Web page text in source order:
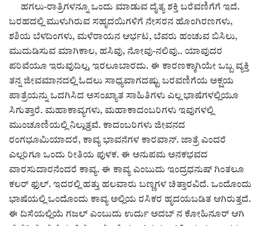
Digital Subscription
ಹಗಲು-ರಾತ್ರಿಗಳನ್ನೂ ಒಂದು ಮಾಡುವ ದೈತ್ಯ ಶಕ್ತಿ ಬರೆವಣಿಗೆಗೆ ಇದೆ.
ಬರಹದಲ್ಲಿ ಮುಳುಗಿರುವ ಸಹೃದಯಿಗಳಿಗೆ ನೇಸರನ ಹೊಂಗಿರಣಗಳು,
ಶಶಿಯ ಬೆಳದಿಂಗಳು, ಮಳೆರಾಯನ ಆರ್ಭಟ, ಬೆವರು ಹಂಚುವ ಬಿಸಿಲು,
ಮುದುಡಿಸುವ ಮಾಗಿಕಾಲ, ಹಸಿವು, ನೋವು-ನಲಿವು.. ಯಾವುದರ
ಪರಿವೆಯೂ ಇರುವುದಿಲ್ಲ, ಇರಲೂಬಾರದು. ಈ ಕಾರಣಕ್ಕಾಗಿಯೇ ಒಬ್ಬ ವ್ಯಕ್ತಿ
ತನ್ನ ಜೀವಮಾನದಲ್ಲಿ ಓದಲು ಸಾಧ್ಯವಾಗದಷ್ಟು ಬರವಣಿಗೆಯ ಅಕ್ಷಯ
ಪಾತ್ರೆಯನ್ನು ಒದಗಿಸಿದ ಅಸಂಖ್ಯಾತ ಸಾಹಿತಿಗಳು ಎಲ್ಲ ಭಾಷೆಗಳಲ್ಲಿಯೂ
ಸಿಗುತ್ತಾರೆ. ಮಹಾಕಾವ್ಯಗಳು, ಮಹಾಕಾದಂಬರಿಗಳು ಇವುಗಳಲ್ಲಿ
ಮುಂಚೂಣಿಯಲ್ಲಿ ನಿಲ್ಲುತ್ತವೆ. ಕಾದಂಬರಿಗಳು ಜೀವನದ
ರಂಗಭೂಮಿಯಾದರೆ, ಕಾವ್ಯ ಭಾವನೆಗಳ ಕಾರವಾನ್. ಜಾತ್ರೆ ಎಂದರೆ
ಎಲ್ಲರಿಗೂ ಒಂದು ರೀತಿಯ ಪುಳಕ. ಈ ಅನುಪಮ ಅನಕಭವದ
ವಾರಸುದಾರನೆಂದರೆ ಕಾವ್ಯ. ಈ ಕಾವ್ಯ ಎಂಬುದು ಇಂದ್ರಧನುಷ್ ಗಿಂತಲೂ
ಕಲರ್ ಫುಲ್. ಇದರಲ್ಲಿ ಹತ್ತು ಹಲವಾರು ಬಣ್ಣಗಳ ಚಿತ್ತಾರವಿದೆ. ಒಂದೊಂದು
ಭಾಷೆಯಲ್ಲಿ ಒಂದೊಂದು ಕಾವ್ಯ ಅಲ್ಲಿಯ ರಸಿಕರ ಹೃದಯಬಡಿತ ಆಗಿರುತ್ತದೆ.
ಈ ದಿಸೆಯಲ್ಲಿಯೆ ಗಜಲ್ ಎಂಬುದು ಉರ್ದು ಅದಬ್ ನ ಕೋಹಿನೂರ್ ಆಗಿ